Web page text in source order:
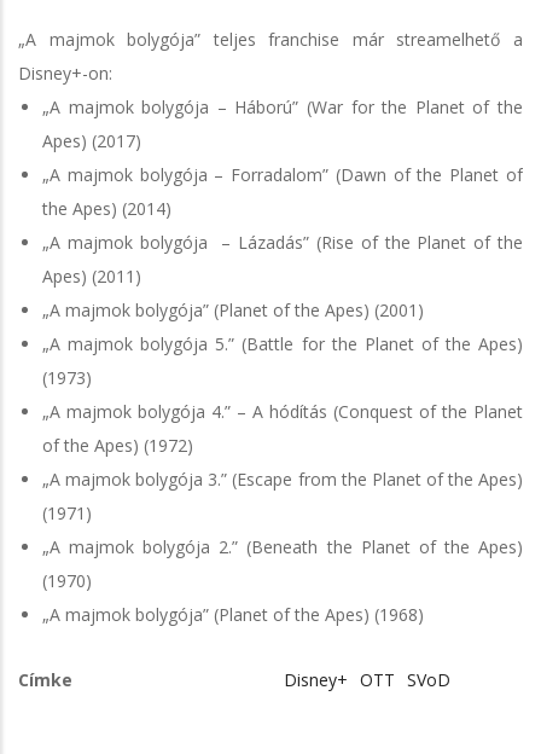
„A majmok bolygója” teljes franchise már streamelhető a
Disney+-on:
„A majmok bolygója – Háború” (War for the Planet of the
Apes) (2017)
„A majmok bolygója – Forradalom” (Dawn of the Planet of
the Apes) (2014)
„A majmok bolygója – Lázadás” (Rise of the Planet of the
Apes) (2011)
„A majmok bolygója” (Planet of the Apes) (2001)
„A majmok bolygója 5.” (Battle for the Planet of the Apes)
(1973)
„A majmok bolygója 4.” – A hódítás (Conquest of the Planet
of the Apes) (1972)
„A majmok bolygója 3.” (Escape from the Planet of the Apes)
(1971)
„A majmok bolygója 2.” (Beneath the Planet of the Apes)
(1970)
„A majmok bolygója” (Planet of the Apes) (1968)
Címke Disney+ OTT SVoD